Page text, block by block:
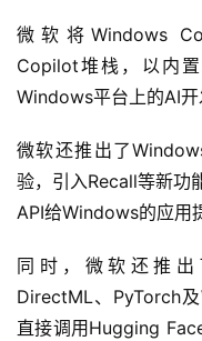
微软将Windows
Copilot堆栈，以内
Windows平台上的AI开
微软还推出了
验，引入Recall等新
API给Windows的应用
同时，微软还推
DirectML、PyTorch
直接调用Hugging